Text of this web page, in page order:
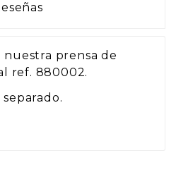
nuestra prensa de
ref. 880002.